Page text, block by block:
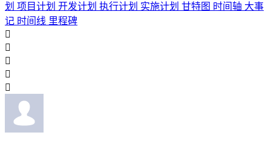
划 项目计划 开发计划 执行计划 实施计划 甘特图 时间轴 大事
记 时间线 里程碑




